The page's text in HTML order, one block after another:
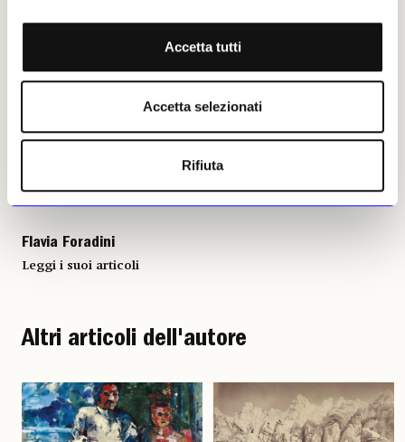
Accetta tutti
Accetta selezionati
Rifiuta
Flavia Foradini, 19 novembre
2024 | © Riproduzione
Flavia Foradini
Leggi i suoi articoli
Altri articoli dell'autore